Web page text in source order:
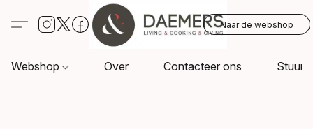
Naar de webshop
Webshop Over Contacteer ons Stuur